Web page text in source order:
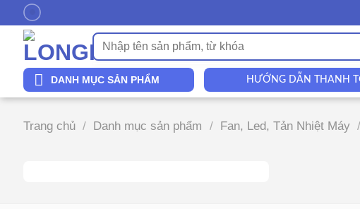
Chuyển
đến
Tìm
kiếm:
DANH MỤC SẢN PHẨM HƯỚNG DẪN THANH
Trang chủ / Danh mục sản phẩm / Fan, Led, Tản Nhiệt Máy /